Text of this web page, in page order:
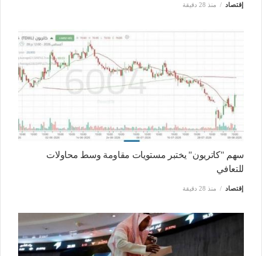
إقتصاد منذ 28 دقيقة
سهم "كاتريون" يختبر مستويات مقاومة وسط محاولات
للتعافي
إقتصاد منذ 28 دقيقة